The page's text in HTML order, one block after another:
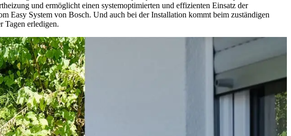
und ermöglicht einen systemoptimierten und effizienten Einsatz der
Easy System von Bosch. Und auch bei der Installation kommt beim zuständigen
Tagen erledigen.